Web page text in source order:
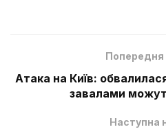
Попередня
Атака на Київ:
завалами
Наступна